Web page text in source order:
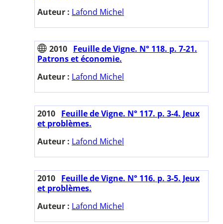
Auteur : Lafond Michel
2010 Feuille de Vigne. N° 118. p. 7-21.
Patrons et économie.
Auteur : Lafond Michel
2010 Feuille de Vigne. N° 117. p. 3-4. Jeux
et problèmes.
Auteur : Lafond Michel
2010 Feuille de Vigne. N° 116. p. 3-5. Jeux
et problèmes.
Auteur : Lafond Michel